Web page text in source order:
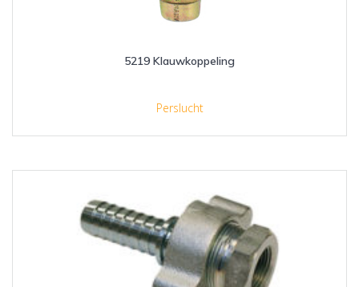
5219 Klauwkoppeling
Perslucht